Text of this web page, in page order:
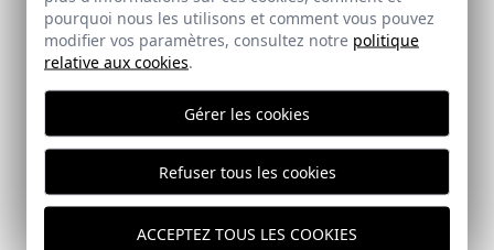
pourquoi nous les utilisons et comment vous pouvez
modifier vos paramètres, consultez notre politique
relative aux cookies.
Gérer les cookies
Refuser tous les cookies
ACCEPTEZ TOUS LES COOKIES